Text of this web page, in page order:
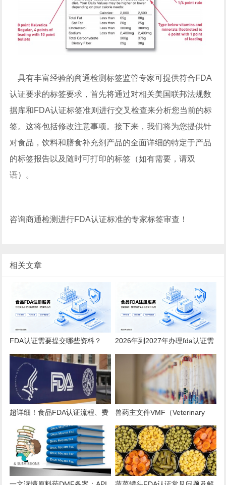
具有丰富经验的商通检测标签监管专家可提供符合FDA
认证要求的标签要求，首先将通过对相关美国联邦法规数
据库和FDA认证标签准则进行交叉检查来分析您当前的标
签。这将包括修改注意事项。接下来，我们将为您提供针
对食品，饮料和膳食补充剂产品的全面详细的特定于产品
的标签报告以及随时可打印的标签（如有需要，请双
语）。
咨询商通检测进行FDA认证标准的专家标签审查！
相关文章
FDA认证需要提交哪些资料？
2026全品类详细清单
2026年到2027年办理fda认证需
要多少钱？
超详细！食品FDA认证流程、费
用、时效、误区解析
兽药主文件VMF（Veterinary
Master Files）注册办理指南